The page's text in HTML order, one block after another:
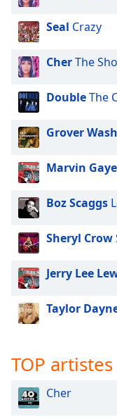
modal
Beginning
dialog
window.
Escape
cancel
close
window.
Text
Color
Opacity
Text
Color
Seal Crazy
CherThe
DoubleThe
Grover
Marvin Gaye
Boz Scaggs
Sheryl Crow
Jerry Lee
Taylor
TOP artistes
Cher